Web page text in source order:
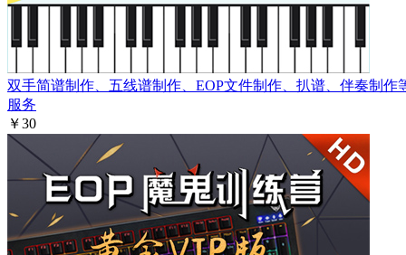
双手简谱制作、五线谱制作、EOP文件制作、扒谱、伴奏制作
服务
￥30